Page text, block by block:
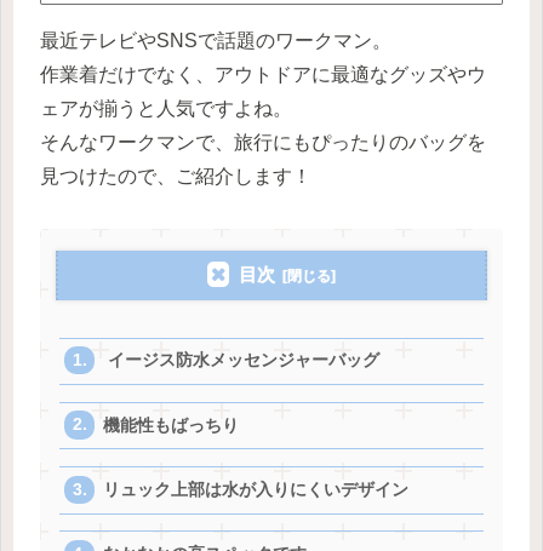
最近テレビやSNSで話題のワークマン。
作業着だけでなく、アウトドアに最適なグッズやウ
ェアが揃うと人気ですよね。
そんなワークマンで、旅行にもぴったりのバッグを
見つけたので、ご紹介します！
目次
イージス防水メッセンジャーバッグ
機能性もばっちり
リュック上部は水が入りにくいデザイン